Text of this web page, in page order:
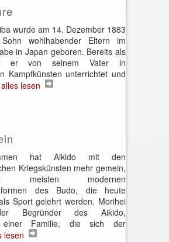
wurde am 14. Dezember 1883
wohlhabender Eltern im
in Japan geboren. Bereits als
er von seinem Vater in
Kampfkünsten unterrichtet und
alles lesen
hat Aikido mit den
Kriegskünsten mehr gemein,
modernen
des Budo, die heute
Sport gelehrt werden. Morihei
Begründer des Aikido,
einer Familie, die sich der
lesen